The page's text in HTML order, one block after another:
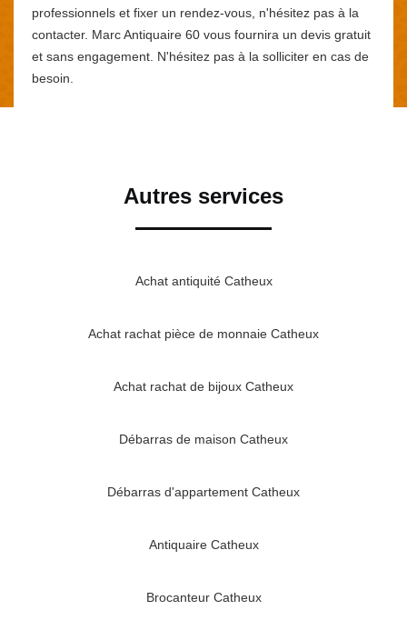
professionnels et fixer un rendez-vous, n'hésitez pas à la
contacter. Marc Antiquaire 60 vous fournira un devis gratuit
et sans engagement. N'hésitez pas à la solliciter en cas de
besoin.
Autres services
Achat antiquité Catheux
Achat rachat pièce de monnaie Catheux
Achat rachat de bijoux Catheux
Débarras de maison Catheux
Débarras d'appartement Catheux
Antiquaire Catheux
Brocanteur Catheux